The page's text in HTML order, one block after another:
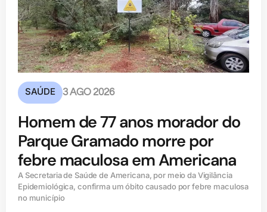
SAÚDE 3 AGO 2026
Homem de 77 anos morador do
Parque Gramado morre por
febre maculosa em Americana
A Secretaria de Saúde de Americana, por meio da Vigilância
Epidemiológica, confirma um óbito causado por febre maculosa
no município